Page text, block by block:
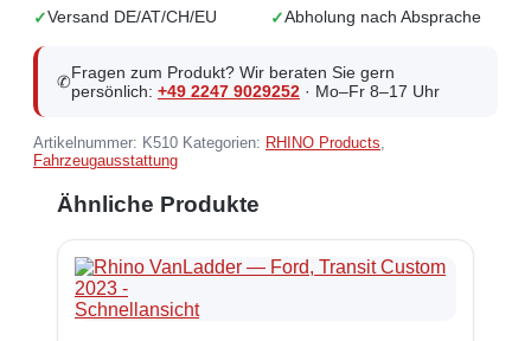
Versand DE/AT/CH/EU
Abholung nach Absprache
✆Fragen zum Produkt? Wir beraten Sie gern
persönlich: +49 2247 9029252 · Mo–Fr 8–17 Uhr
Artikelnummer: K510 Kategorien: RHINO Products
Fahrzeugausstattung
Ähnliche Produkte
Schnellansicht